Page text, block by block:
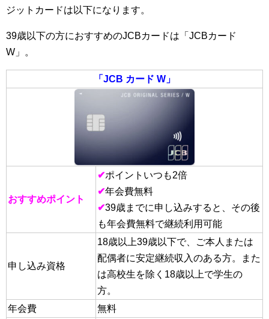
ジットカードは以下になります。
39歳以下の方におすすめのJCBカードは「JCBカード
W」。
「JCB カード W」
おすすめポイント
✔ポイントいつも2倍
✔年会費無料
✔39歳までに申し込みすると、その後
も年会費無料で継続利用可能
申し込み資格
18歳以上39歳以下で、ご本人または
配偶者に安定継続収入のある方。また
は高校生を除く18歳以上で学生の
方。
年会費
無料